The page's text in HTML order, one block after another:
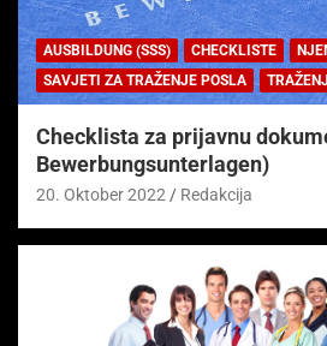
AUSBILDUNG (SSS) CHECKLISTE
SAVJETI ZA TRAŽENJE POSLA
Checklista za prijavnu
Bewerbungsunterlagen)
20. Oktober 2022 Redakcija